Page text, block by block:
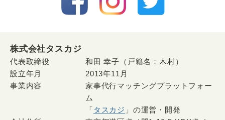
株式会社タスカジ
代表取締役
和田 幸子（戸籍名：木村）
設立年月
2013年11月
事業内容
家事代行マッチングプラットフォー
ム
「 タスカジ 」の運営・開発